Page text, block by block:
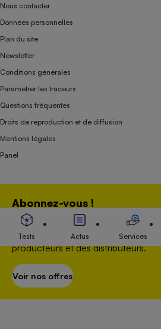
Abonnez-vous !
Bénéficiez d'une expertise unique
une association 100 %
producteurs et des distributeurs.
Voir nos offres
Nous contacter
Données personnelles
Plan du site
Newsletter
Conditions générales
Paramétrer les traceurs
Questions fréquentes
Droits de reproduction et de diffusion
Mentions légales
Panel
Association indépendante de l’État, des
distributeurs depuis 1951.
Tests Actus Services